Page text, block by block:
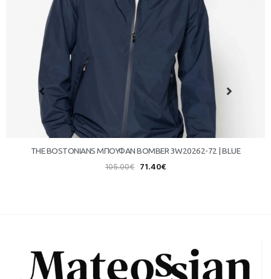
THE BOSTONIANS ΜΠΟΥΦΑΝ BOMBER 3W20262-72 | BLUE
105.00€ 71.40€